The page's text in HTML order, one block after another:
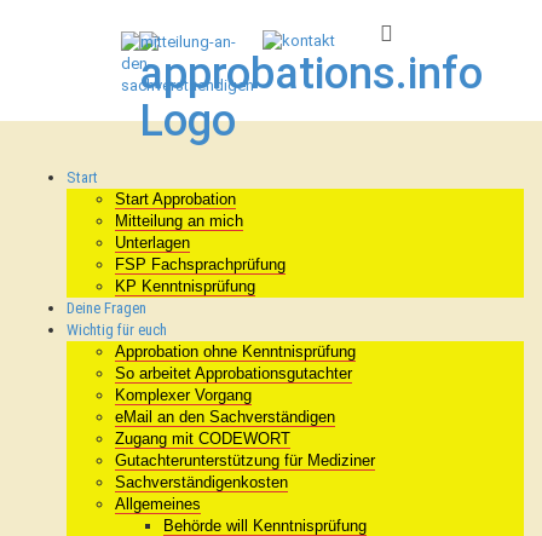
Start
Start Approbation
Mitteilung an mich
Unterlagen
FSP Fachsprachprüfung
KP Kenntnisprüfung
Deine Fragen
Wichtig für euch
Approbation ohne Kenntnisprüfung
So arbeitet Approbationsgutachter
Komplexer Vorgang
eMail an den Sachverständigen
Zugang mit CODEWORT
Gutachterunterstützung für Mediziner
Sachverständigenkosten
Allgemeines
Behörde will Kenntnisprüfung